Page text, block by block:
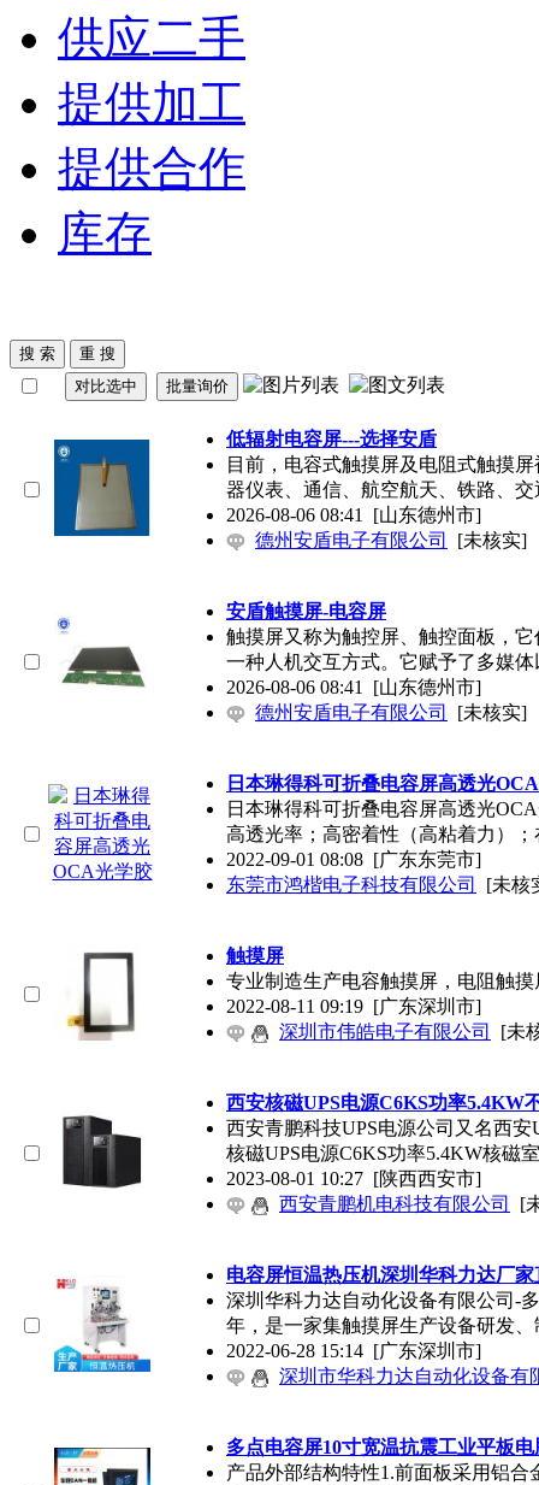
供应二手
提供加工
提供合作
库存
低辐射电容屏---选择安盾
目前，电容式触摸屏及电阻式触摸
器仪表、通信、航空航天、铁路、交
2026-08-06 08:41 [山东德州市]
德州安盾电子有限公司
[未核实]
安盾触摸屏-电容屏
触摸屏又称为触控屏、触控面板，
一种人机交互方式。它赋予了多媒体
2026-08-06 08:41 [山东德州市]
德州安盾电子有限公司
[未核实]
日本琳得科可折叠电容屏高透光
日本琳得科可折叠电容屏高透光
高透光率；高密着性（高粘着力）；
2022-09-01 08:08 [广东东莞市]
东莞市鸿楷电子科技有限公司
[未核
触摸屏
专业制造生产电容触摸屏，电阻触
2022-08-11 09:19 [广东深圳市]
深圳市伟皓电子有限公司
[未
西安核磁UPS电源C6KS功率5.4KW
西安青鹏科技UPS电源公司又名西
核磁UPS电源C6KS功率5.4KW核磁
2023-08-01 10:27 [陕西西安市]
西安青鹏机电科技有限公司
[
电容屏恒温热压机深圳华科力达厂
深圳华科力达自动化设备有限公司-
年，是一家集触摸屏生产设备研发、
2022-06-28 15:14 [广东深圳市]
深圳市华科力达自动化设备有
多点电容屏10寸宽温抗震工业平板
产品外部结构特性1.前面板采用铝